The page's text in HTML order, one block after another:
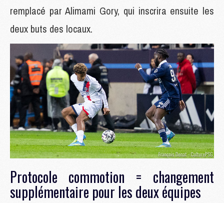
remplacé par Alimami Gory, qui inscrira ensuite les
deux buts des locaux.
Protocole commotion = changement
supplémentaire pour les deux équipes